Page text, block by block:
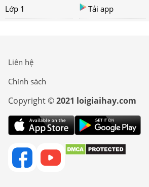
Lớp 1
Tải app
Liên hệ
Chính sách
Copyright ©2021 loigiaihay.com